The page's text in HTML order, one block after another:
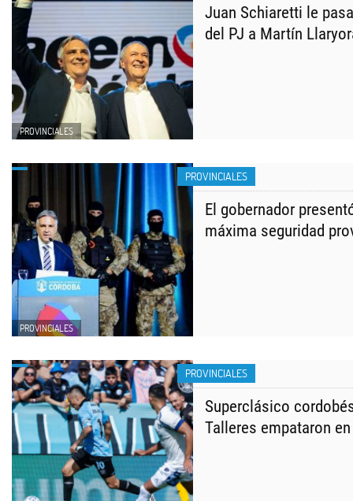
PROVINCIALES
Juan Schiaretti le
del PJ a Martín
PROVINCIALES
PROVINCIALES
El gobernador
máxima seguridad
PROVINCIALES
Superclásico
Talleres empataron